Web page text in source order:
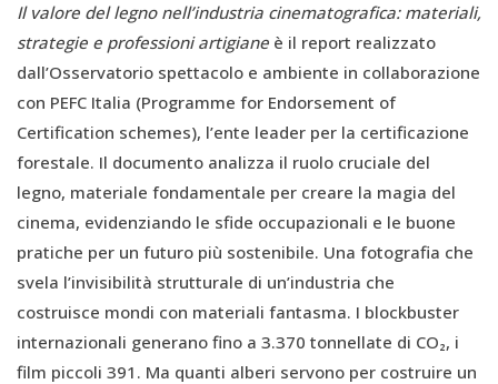
Il valore del legno nell’industria cinematografica: materiali,
strategie e professioni artigiane è il report realizzato
dall’Osservatorio spettacolo e ambiente in collaborazione
con PEFC Italia (Programme for Endorsement of
Certification schemes), l’ente leader per la certificazione
forestale. Il documento analizza il ruolo cruciale del
legno, materiale fondamentale per creare la magia del
cinema, evidenziando le sfide occupazionali e le buone
pratiche per un futuro più sostenibile. Una fotografia che
svela l’invisibilità strutturale di un’industria che
costruisce mondi con materiali fantasma. I blockbuster
internazionali generano fino a 3.370 tonnellate di CO₂, i
film piccoli 391. Ma quanti alberi servono per costruire un